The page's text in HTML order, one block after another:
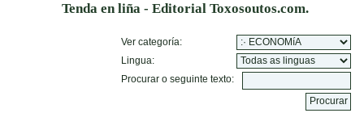
Tenda en liña - Editorial Toxosoutos.com.
Ver categoría:
Lingua:
Procurar o seguinte texto: